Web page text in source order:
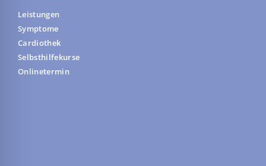
Leistungen
Symptome
Cardiothek
Selbsthilfekurse
Onlinetermin